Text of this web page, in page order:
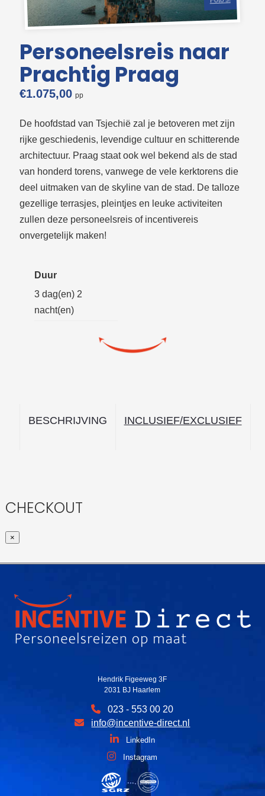
Personeelsreis naar
Prachtig Praag
€1.075,00
De hoofdstad van Tsjechië zal je betoveren met zijn
rijke geschiedenis, levendige cultuur en schitterende
architectuur. Praag staat ook wel bekend als de stad
van honderd torens, vanwege de vele kerktorens die
deel uitmaken van de skyline van de stad. De talloze
gezellige terrasjes, pleintjes en leuke activiteiten
zullen deze personeelsreis of incentivereis
onvergetelijk maken!
Duur
3 dag(en) 2
nacht(en)
CHECKOUT
×
Hendrik Figeeweg 3F
2031 BJ Haarlem
023 - 553 00 20
info@incentive-direct.nl
LinkedIn
Instagram